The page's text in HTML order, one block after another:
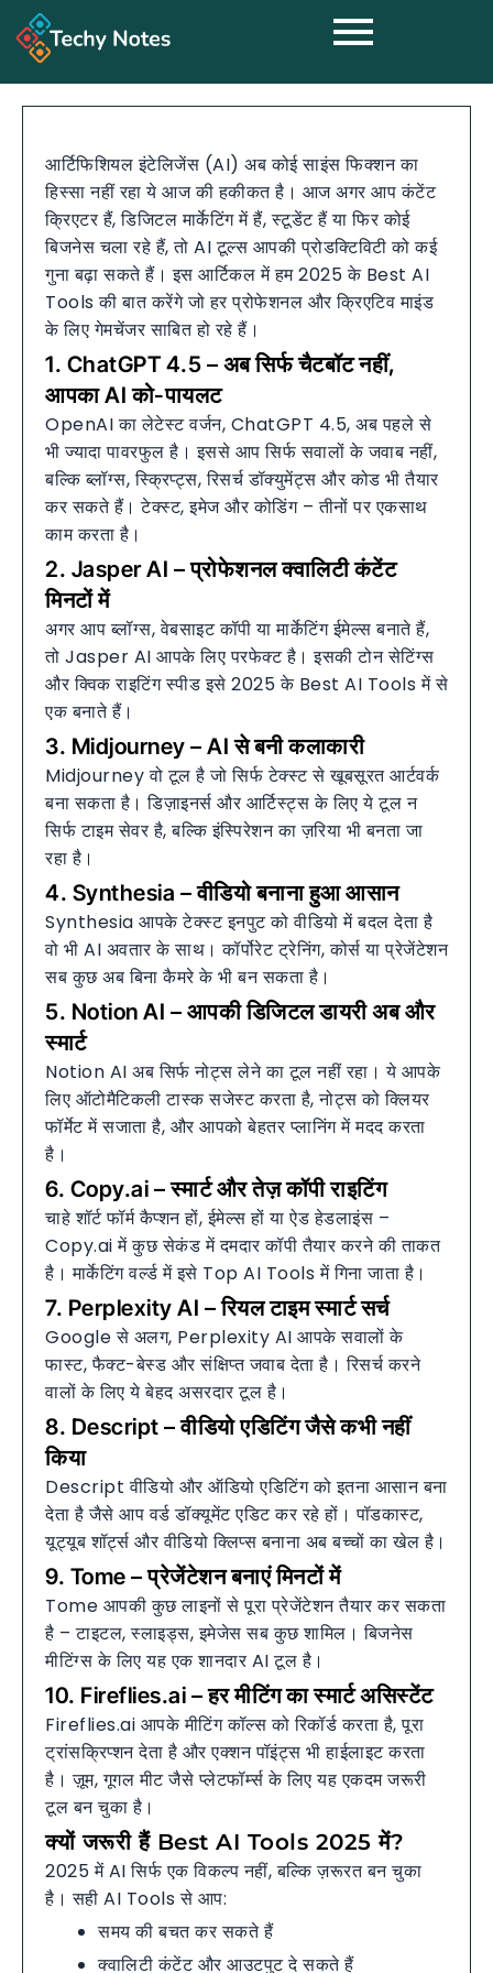
आर्टिफिशियल इंटेलिजेंस (AI) अब कोई साइंस फिक्शन का
हिस्सा नहीं रहा ये आज की हकीकत है। आज अगर आप कंटेंट
क्रिएटर हैं, डिजिटल मार्केटिंग में हैं, स्टूडेंट हैं या फिर कोई
बिजनेस चला रहे हैं, तो AI टूल्स आपकी प्रोडक्टिविटी को कई
गुना बढ़ा सकते हैं। इस आर्टिकल में हम 2025 के Best AI
Tools की बात करेंगे जो हर प्रोफेशनल और क्रिएटिव माइंड
के लिए गेमचेंजर साबित हो रहे हैं।
1. ChatGPT 4.5 – अब सिर्फ चैटबॉट नहीं,
आपका AI को-पायलट
OpenAI का लेटेस्ट वर्जन, ChatGPT 4.5, अब पहले से
भी ज्यादा पावरफुल है। इससे आप सिर्फ सवालों के जवाब नहीं,
बल्कि ब्लॉग्स, स्क्रिप्ट्स, रिसर्च डॉक्युमेंट्स और कोड भी तैयार
कर सकते हैं। टेक्स्ट, इमेज और कोडिंग – तीनों पर एकसाथ
काम करता है।
2. Jasper AI – प्रोफेशनल क्वालिटी कंटेंट
मिनटों में
अगर आप ब्लॉग्स, वेबसाइट कॉपी या मार्केटिंग ईमेल्स बनाते हैं,
तो Jasper AI आपके लिए परफेक्ट है। इसकी टोन सेटिंग्स
और क्विक राइटिंग स्पीड इसे 2025 के Best AI Tools में से
एक बनाते हैं।
3. Midjourney – AI से बनी कलाकारी
Midjourney वो टूल है जो सिर्फ टेक्स्ट से खूबसूरत आर्टवर्क
बना सकता है। डिज़ाइनर्स और आर्टिस्ट्स के लिए ये टूल न
सिर्फ टाइम सेवर है, बल्कि इंस्पिरेशन का ज़रिया भी बनता जा
रहा है।
4. Synthesia – वीडियो बनाना हुआ आसान
Synthesia आपके टेक्स्ट इनपुट को वीडियो में बदल देता है
वो भी AI अवतार के साथ। कॉर्पोरेट ट्रेनिंग, कोर्स या प्रेजेंटेशन
सब कुछ अब बिना कैमरे के भी बन सकता है।
5. Notion AI – आपकी डिजिटल डायरी अब और
स्मार्ट
Notion AI अब सिर्फ नोट्स लेने का टूल नहीं रहा। ये आपके
लिए ऑटोमैटिकली टास्क सजेस्ट करता है, नोट्स को क्लियर
फॉर्मेट में सजाता है, और आपको बेहतर प्लानिंग में मदद करता
है।
6. Copy.ai – स्मार्ट और तेज़ कॉपी राइटिंग
चाहे शॉर्ट फॉर्म कैप्शन हों, ईमेल्स हों या ऐड हेडलाइंस –
Copy.ai में कुछ सेकंड में दमदार कॉपी तैयार करने की ताकत
है। मार्केटिंग वर्ल्ड में इसे Top AI Tools में गिना जाता है।
7. Perplexity AI – रियल टाइम स्मार्ट सर्च
Google से अलग, Perplexity AI आपके सवालों के
फास्ट, फैक्ट-बेस्ड और संक्षिप्त जवाब देता है। रिसर्च करने
वालों के लिए ये बेहद असरदार टूल है।
8. Descript – वीडियो एडिटिंग जैसे कभी नहीं
किया
Descript वीडियो और ऑडियो एडिटिंग को इतना आसान बना
देता है जैसे आप वर्ड डॉक्यूमेंट एडिट कर रहे हों। पॉडकास्ट,
यूट्यूब शॉर्ट्स और वीडियो क्लिप्स बनाना अब बच्चों का खेल है।
9. Tome – प्रेजेंटेशन बनाएं मिनटों में
Tome आपकी कुछ लाइनों से पूरा प्रेजेंटेशन तैयार कर सकता
है – टाइटल, स्लाइड्स, इमेजेस सब कुछ शामिल। बिजनेस
मीटिंग्स के लिए यह एक शानदार AI टूल है।
10. Fireflies.ai – हर मीटिंग का स्मार्ट असिस्टेंट
Fireflies.ai आपके मीटिंग कॉल्स को रिकॉर्ड करता है, पूरा
ट्रांसक्रिप्शन देता है और एक्शन पॉइंट्स भी हाईलाइट करता
है। ज़ूम, गूगल मीट जैसे प्लेटफॉर्म्स के लिए यह एकदम जरूरी
टूल बन चुका है।
क्यों जरूरी हैं Best AI Tools 2025 में?
2025 में AI सिर्फ एक विकल्प नहीं, बल्कि ज़रूरत बन चुका
है। सही AI Tools से आप:
समय की बचत कर सकते हैं
क्वालिटी कंटेंट और आउटपुट दे सकते हैं